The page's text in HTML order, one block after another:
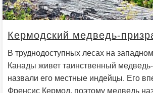
Кермодский медведь-
В труднодоступных лесах на
Канады живет таинственный медведь-
назвали его местные индейцы. Его
Френсис Кермод, поэтому медведь